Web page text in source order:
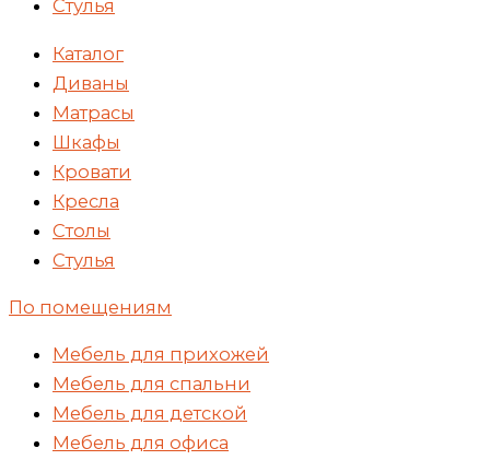
Стулья
Каталог
Диваны
Матрасы
Шкафы
Кровати
Кресла
Столы
Стулья
По помещениям
Мебель для прихожей
Мебель для спальни
Мебель для детской
Мебель для офиса